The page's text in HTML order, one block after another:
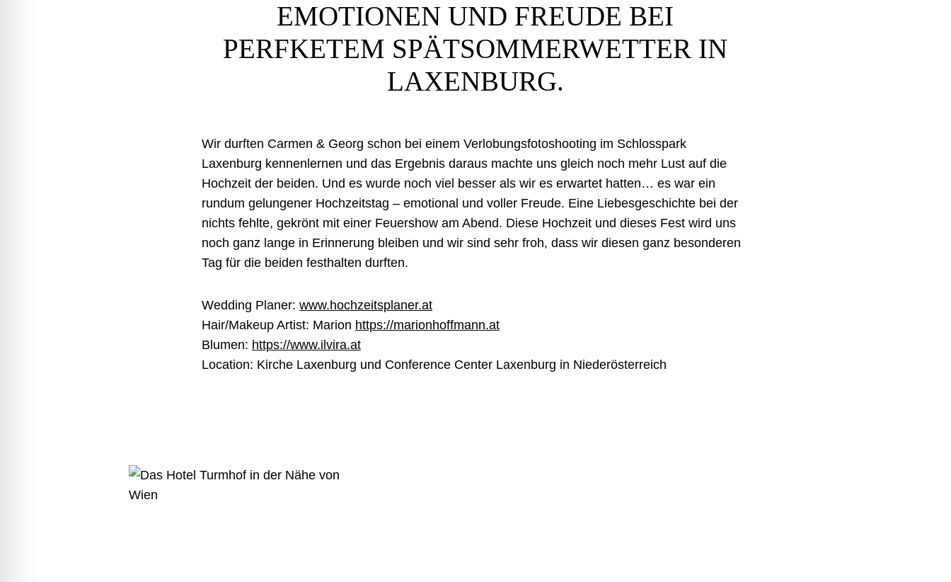
EMOTIONEN UND FREUDE BEI
PERFKETEM SPÄTSOMMERWETTER IN
LAXENBURG.
Wir durften Carmen & Georg schon bei einem Verlobungsfotoshooting im Schlosspark
Laxenburg kennenlernen und das Ergebnis daraus machte uns gleich noch mehr Lust auf die
Hochzeit der beiden. Und es wurde noch viel besser als wir es erwartet hatten… es war ein
rundum gelungener Hochzeitstag – emotional und voller Freude. Eine Liebesgeschichte bei der
nichts fehlte, gekrönt mit einer Feuershow am Abend. Diese Hochzeit und dieses Fest wird uns
noch ganz lange in Erinnerung bleiben und wir sind sehr froh, dass wir diesen ganz besonderen
Tag für die beiden festhalten durften.
Wedding Planer: www.hochzeitsplaner.at
Hair/Makeup Artist: Marion https://marionhoffmann.at
Blumen: https://www.ilvira.at
Location: Kirche Laxenburg und Conference Center Laxenburg in Niederösterreich